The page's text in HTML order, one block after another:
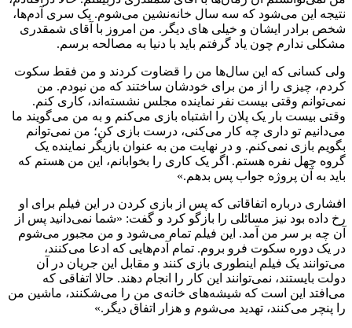
نتیجه این می‌شود که سه سال خانه‌نشین می‌شوم. یک سری آدم‌ها،
شخص برادر ایشان و خیلی های دیگر. من امروز با آقای شمقدری
مشکلی ندارم چون یاد گرفتم باید با دنیا به مصالحه برسم.
ولی کسانی‌ که این سال‌ها من را قضاوت کردند و من فقط سکوت
کردم، چیزی را از من برای خودشان ساختند که من نبودم. من
نمی‌توانم وقتی بیست نفر نماینده مجلس‌ نشسته‌اند، کاری کنم.
وقتی بیست بار یک پلان را اشتباه بازی می‌کنم و به من می‌گویند ما
می‌دانیم تو داری چه کار می‌کنی، درست بازی کن؛ من نمی‌توانم
بگویم بازی نمی‌کنم. و در نهایت من به عنوان بازیگر نماینده‌ یک
گروه چهل نفره هستم. اگر یک کاری را بخوابانم، این من هستم که
باید به آن پروژه جواب پس بدهم.»
افشاری درباره‌ اتفاقاتی که پس از بازی کردن در این فیلم برای او
رخ داده بود نیز مسائلی را بازگو کرد و گفت: «شما نمی‌دانید پس از
آن چه بر سر من آمد. این فیلم تمام می‌شود و من مجبور می‌شوم
در یک دوره سکوت فرو بروم. تمام آدم‌هایی که ادعا می‌کنند،
می‌توانند یک فیلم اینطوری بازی کنند و مقابل این جریان در آن
دولت بایستند، نمی‌توانند این کار را انجام دهند. حالا اتفاقی که
می‌افتد این است که شیشه‌های خانه‌ی من را می‌شکنند، ماشین من
را پنچر می‌کنند، تهدید می‌شوم و هزار اتفاق دیگر.»